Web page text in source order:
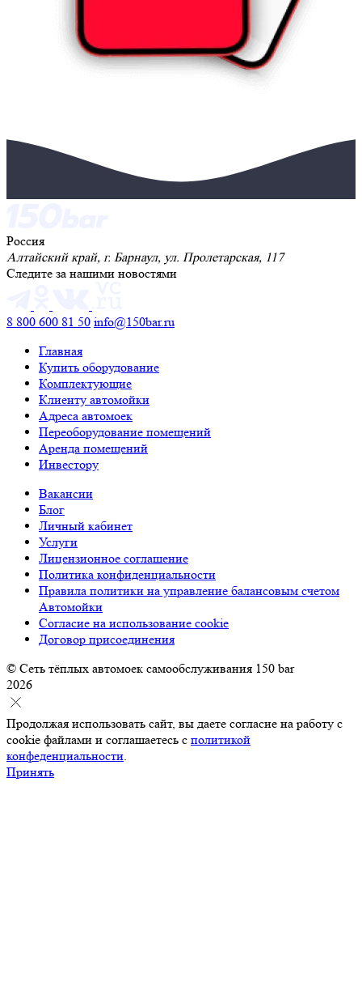
Россия
Алтайский край, г. Барнаул, ул. Пролетарская, 117
Следите за нашими новостями
8 800 600 81 50 info@150bar.ru
Главная
Купить оборудование
Комплектующие
Клиенту автомойки
Адреса автомоек
Переоборудование помещений
Аренда помещений
Инвестору
Вакансии
Блог
Личный кабинет
Услуги
Лицензионное соглашение
Политика конфиденциальности
Правила политики на управление балансовым счетом
Автомойки
Согласие на использование cookie
Договор присоединения
© Сеть тёплых автомоек самообслуживания 150 bar
2026
Продолжая использовать сайт, вы даете согласие на работу с
cookie файлами и соглашаетесь с политикой
конфеденциальности.
Принять